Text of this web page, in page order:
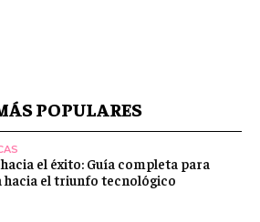
POPULARES
el éxito: Guía completa para
el triunfo tecnológico